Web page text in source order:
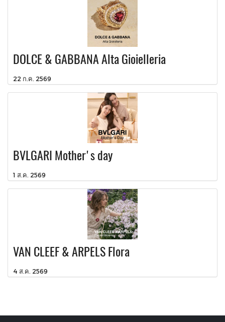
DOLCE & GABBANA Alta Gioielleria
22 ก.ค. 2569
BVLGARI Mother's day
1 ส.ค. 2569
VAN CLEEF & ARPELS Flora
4 ส.ค. 2569